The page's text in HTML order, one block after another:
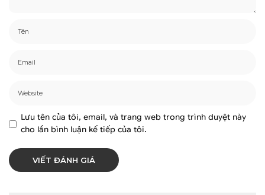
Lưu tên của tôi, email, và trang web trong trình duyệt này
cho lần bình luận kế tiếp của tôi.